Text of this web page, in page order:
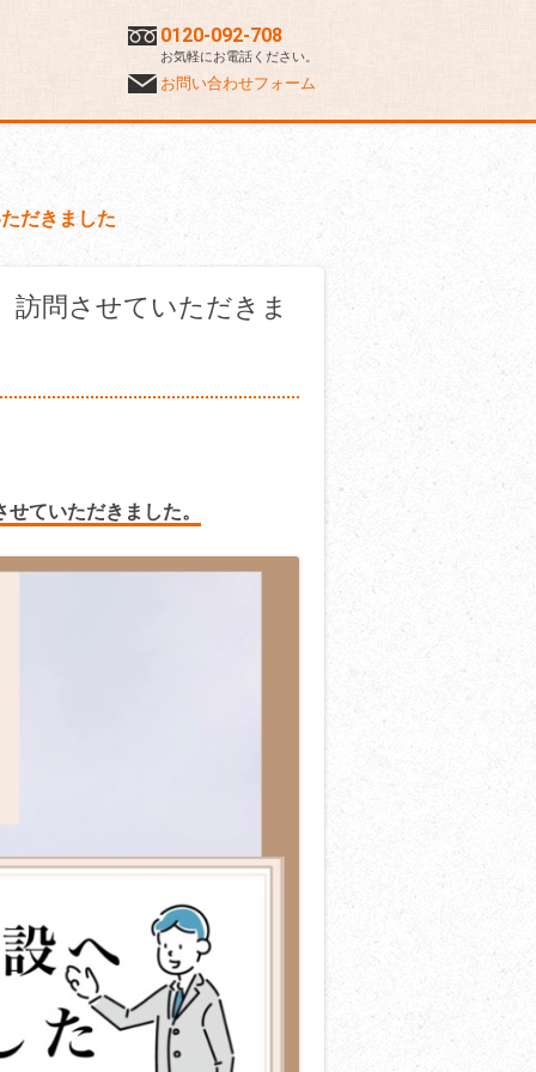
0120-092-708
お気軽にお電話ください。
お問い合わせフォーム
だきました
問させていただきま
ていただきました。